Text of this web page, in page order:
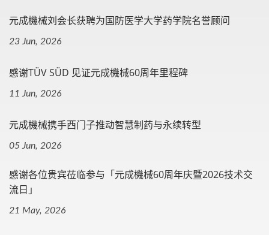
元成機械刘会长获聘为国防医学大学药学院名誉顾问
23 Jun, 2026
感谢TÜV SÜD 见证元成機械60周年里程碑
11 Jun, 2026
元成機械携手西门子推动智慧制药与永续转型
05 Jun, 2026
感谢各位贵宾莅临参与「元成機械60周年庆暨2026技术交
流日」
21 May, 2026